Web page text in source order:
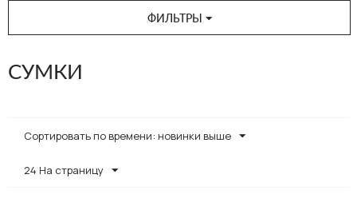
ФИЛЬТРЫ
СУМКИ
Сортировать по времени: новинки выше
24 На страницу